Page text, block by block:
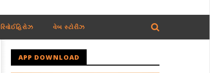
રિવોઈહિરોઝ વેબ સ્ટોરીઝ
APP DOWNLOAD